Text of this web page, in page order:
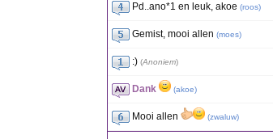
Pd..ano*1 en leuk, akoe (roos)
Gemist, mooi allen (moes)
:) (Anoniem)
Dank (akoe)
Mooi allen (zwaluw)